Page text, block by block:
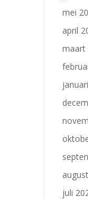
mei
april
maart
juli